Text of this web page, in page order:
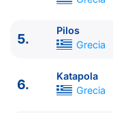
ITINERARIU
1. Pireu, Atena
5.
Pilos
Grecia
6.
Katapola
Grecia